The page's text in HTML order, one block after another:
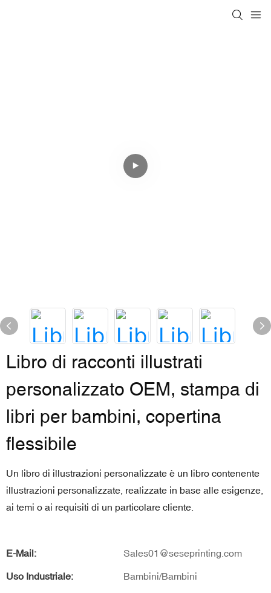
Libro di racconti illustrati
personalizzato OEM, stampa di
libri per bambini, copertina
flessibile
Un libro di illustrazioni personalizzate è un libro contenente
illustrazioni personalizzate, realizzate in base alle esigenze,
ai temi o ai requisiti di un particolare cliente.
E-Mail: Sales01@seseprinting.com
Uso Industriale: Bambini/Bambini